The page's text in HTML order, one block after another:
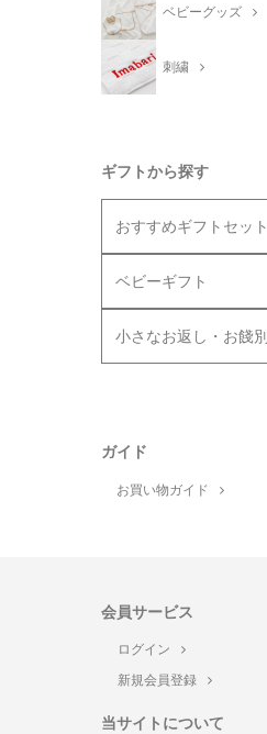
ベビーグッズ
刺繍
ギフトから探す
おすすめギフトセット
ベビーギフト
小さなお返し・お餞別
ガイド
お買い物ガイド
会員サービス
ログイン
新規会員登録
当サイトについて